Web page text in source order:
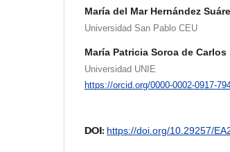
María del Mar Hernández
Universidad San Pablo CEU
María Patricia Soroa de Carlos
Universidad UNIE
https://orcid.org/0000-0002-0917-
DOI: https://doi.org/10.29257/